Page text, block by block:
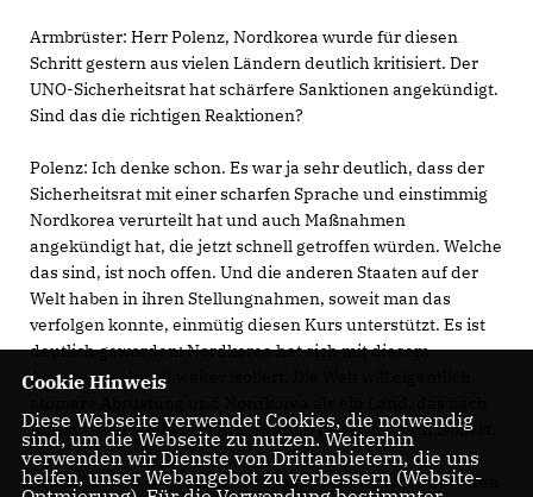
Armbrüster: Herr Polenz, Nordkorea wurde für diesen
Schritt gestern aus vielen Ländern deutlich kritisiert. Der
UNO-Sicherheitsrat hat schärfere Sanktionen angekündigt.
Sind das die richtigen Reaktionen?
Polenz: Ich denke schon. Es war ja sehr deutlich, dass der
Sicherheitsrat mit einer scharfen Sprache und einstimmig
Nordkorea verurteilt hat und auch Maßnahmen
angekündigt hat, die jetzt schnell getroffen würden. Welche
das sind, ist noch offen. Und die anderen Staaten auf der
Welt haben in ihren Stellungnahmen, soweit man das
verfolgen konnte, einmütig diesen Kurs unterstützt. Es ist
deutlich geworden: Nordkorea hat sich mit diesem
Atomtest weltweit weiter isoliert. Die Welt will eigentlich
Atomwaffen strebt und Atomwaffen testet, hat sich isoliert.
Armbrüster:Aber scharfe Kritik und Sanktionen, das waren
Cookie Hinweis
Diese Webseite verwendet Cookies, die notwendig
sind, um die Webseite zu nutzen. Weiterhin
verwenden wir Dienste von Drittanbietern, die uns
helfen, unser Webangebot zu verbessern (Website-